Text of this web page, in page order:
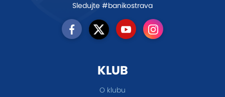
Sledujte #banikostrava
KLUB
O klubu